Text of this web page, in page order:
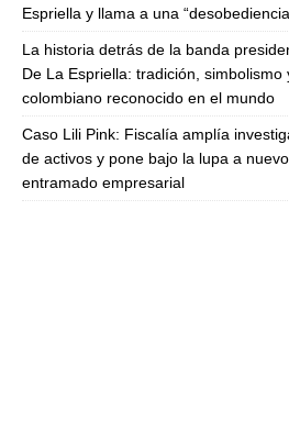
Espriella y llama a una
La historia detrás de la banda
De La Espriella: tradición,
colombiano reconocido en el mundo
Caso Lili Pink: Fiscalía amplía
de activos y pone bajo la lupa a
entramado empresarial